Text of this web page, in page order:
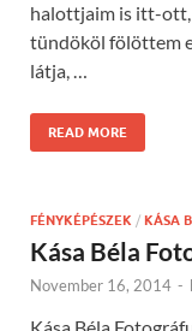
halottjaim is itt-ott,
tündököl fölöttem
látja, …
READ MORE
FÉNYKÉPÉSZEK / KÁSA
Kása Béla
November 16, 2014 -